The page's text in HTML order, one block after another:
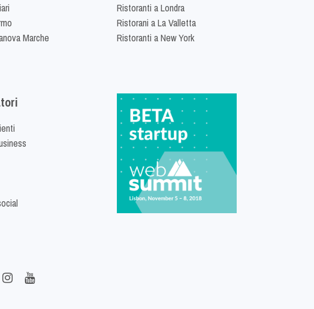
Marche
Ristoranti a Londra
Ristorani a La Valletta
Ristoranti a New York